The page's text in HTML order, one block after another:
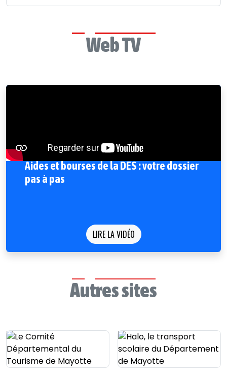
Web TV
Aides et bourses de la DES : votre dossier
pas à pas
LIRE LA VIDÉO
Autres sites